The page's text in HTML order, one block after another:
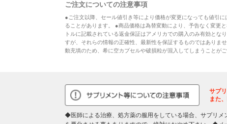
ご注文についての注意事項
●ご注文以降、セール値引き等により価格が変更になっても値引
ることがあります。 ●商品価格は為替変動により、予告なく変更
トルに記載されている返金保証はアメリカでの購入のみ有効とな
すが、それらの情報の正確性、最新性を保証するものではありま
動充填のため、希に空カプセルや破損粒が混入してしまうことが
サプ
また
◆医師による治療、処方薬の服用をしている場合、サプリ